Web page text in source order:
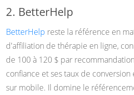
2. BetterHelp
BetterHelp reste la référence en
d'affiliation de thérapie en ligne,
de 100 à 120 $ par
confiance et ses taux de
sur mobile. Il domine le